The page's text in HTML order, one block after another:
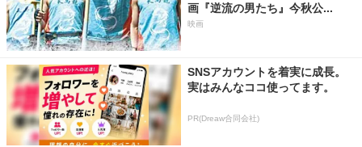
画『逆流の男たち』今秋公...
映画
SNSアカウントを着実に成長。
実はみんなココ使ってます。
PR(Dreaw合同会社)